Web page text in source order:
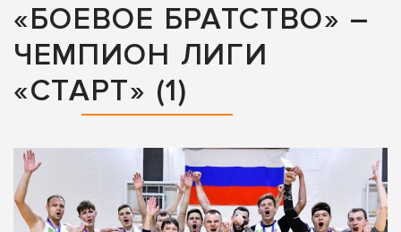
«БОЕВОЕ БРАТСТВО» –
ЧЕМПИОН ЛИГИ
«СТАРТ» (1)